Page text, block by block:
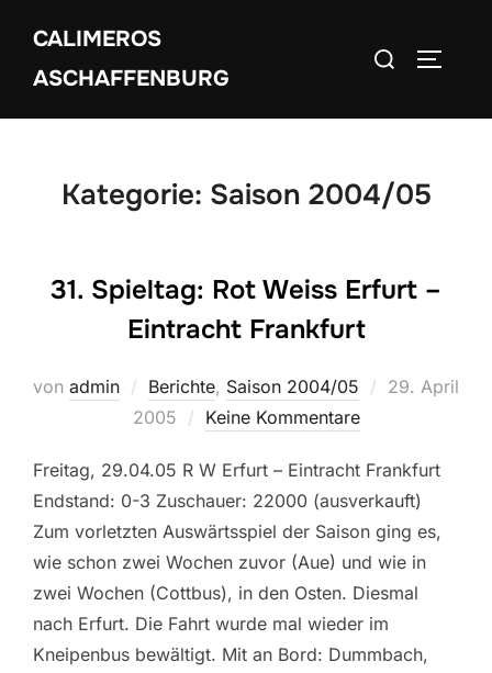
Inhalt
springen
CALIMEROS
ASCHAFFENBURG
Suchen
Kategorie: Saison 2004/05
31. Spieltag: Rot Weiss Erfurt –
Eintracht Frankfurt
von admin Berichte, Saison 2004/05
29. April
2005
Keine Kommentare
Freitag, 29.04.05 R W Erfurt – Eintracht Frankfurt
Endstand: 0-3 Zuschauer: 22000 (ausverkauft)
Zum vorletzten Auswärtsspiel der Saison ging es,
wie schon zwei Wochen zuvor (Aue) und wie in
zwei Wochen (Cottbus), in den Osten. Diesmal
nach Erfurt. Die Fahrt wurde mal wieder im
Kneipenbus bewältigt. Mit an Bord: Dummbach,